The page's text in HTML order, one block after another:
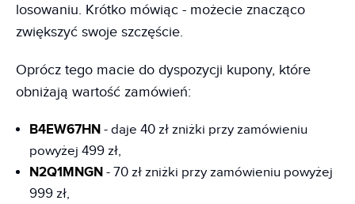
losowaniu. Krótko mówiąc - możecie znacząco
zwiększyć swoje szczęście.
Oprócz tego macie do dyspozycji kupony, które
obniżają wartość zamówień:
B4EW67HN - daje 40 zł zniżki przy zamówieniu
powyżej 499 zł,
N2Q1MNGN - 70 zł zniżki przy zamówieniu powyżej
999 zł,